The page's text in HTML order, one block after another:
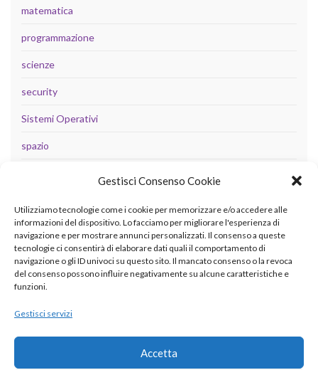
Gestisci Consenso Cookie
Utilizziamo tecnologie come i cookie per memorizzare e/o accedere alle
informazioni del dispositivo. Lo facciamo per migliorare l'esperienza di
navigazione e per mostrare annunci personalizzati. Il consenso a queste
tecnologie ci consentirà di elaborare dati quali il comportamento di
navigazione o gli ID univoci su questo sito. Il mancato consenso o la revoca
del consenso possono influire negativamente su alcune caratteristiche e
funzioni.
Gestisci servizi
Accetta
matematica
programmazione
scienze
security
Sistemi Operativi
spazio
META
Accedi
Feed dei contenuti
Feed dei commenti